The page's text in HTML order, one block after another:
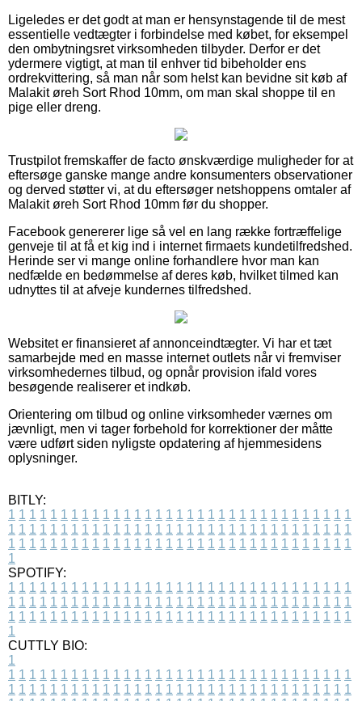
Ligeledes er det godt at man er hensynstagende til de mest
essentielle vedtægter i forbindelse med købet, for eksempel
den ombytningsret virksomheden tilbyder. Derfor er det
ydermere vigtigt, at man til enhver tid bibeholder ens
ordrekvittering, så man når som helst kan bevidne sit køb af
Malakit øreh Sort Rhod 10mm, om man skal shoppe til en
pige eller dreng.
Trustpilot fremskaffer de facto ønskværdige muligheder for at
eftersøge ganske mange andre konsumenters observationer
og derved støtter vi, at du eftersøger netshoppens omtaler af
Malakit øreh Sort Rhod 10mm før du shopper.
Facebook genererer lige så vel en lang række fortræffelige
genveje til at få et kig ind i internet firmaets kundetilfredshed.
Herinde ser vi mange online forhandlere hvor man kan
nedfælde en bedømmelse af deres køb, hvilket tilmed kan
udnyttes til at afveje kundernes tilfredshed.
Websitet er finansieret af annonceindtægter. Vi har et tæt
samarbejde med en masse internet outlets når vi fremviser
virksomhedernes tilbud, og opnår provision ifald vores
besøgende realiserer et indkøb.
Orientering om tilbud og online virksomheder værnes om
jævnligt, men vi tager forbehold for korrektioner der måtte
være udført siden nyligste opdatering af hjemmesidens
oplysninger.
BITLY:
1 1 1 1 1 1 1 1 1 1 1 1 1 1 1 1 1 1 1 1 1 1 1 1 1 1 1 1 1 1 1 1 1
1 1 1 1 1 1 1 1 1 1 1 1 1 1 1 1 1 1 1 1 1 1 1 1 1 1 1 1 1 1 1 1 1
1 1 1 1 1 1 1 1 1 1 1 1 1 1 1 1 1 1 1 1 1 1 1 1 1 1 1 1 1 1 1 1 1
1
SPOTIFY:
1 1 1 1 1 1 1 1 1 1 1 1 1 1 1 1 1 1 1 1 1 1 1 1 1 1 1 1 1 1 1 1 1
1 1 1 1 1 1 1 1 1 1 1 1 1 1 1 1 1 1 1 1 1 1 1 1 1 1 1 1 1 1 1 1 1
1 1 1 1 1 1 1 1 1 1 1 1 1 1 1 1 1 1 1 1 1 1 1 1 1 1 1 1 1 1 1 1 1
1
CUTTLY BIO:
1
1 1 1 1 1 1 1 1 1 1 1 1 1 1 1 1 1 1 1 1 1 1 1 1 1 1 1 1 1 1 1 1 1
1 1 1 1 1 1 1 1 1 1 1 1 1 1 1 1 1 1 1 1 1 1 1 1 1 1 1 1 1 1 1 1 1